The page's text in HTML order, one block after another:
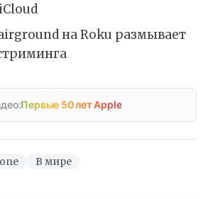
на Roku размывает
Первые 50 лет Apple
В мире